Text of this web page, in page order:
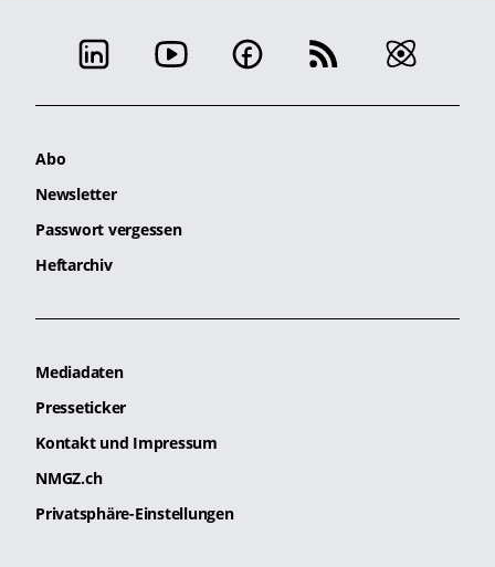
Abo
Newsletter
Passwort vergessen
Heftarchiv
Mediadaten
Presseticker
Kontakt und Impressum
NMGZ.ch
Privatsphäre-Einstellungen